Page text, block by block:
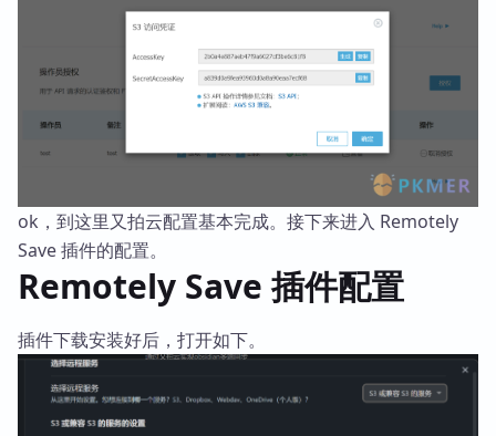
ok，到这里又拍云配置基本完成。接下来进入 Remotely
Save 插件的配置。
Remotely Save 插件配置
插件下载安装好后，打开如下。